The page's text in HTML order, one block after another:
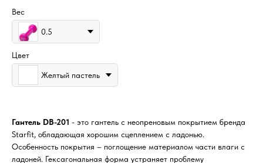
Вес
0.5
Цвет
Желтый пастель
Гантель DB-201 - это гантель с неопреновым покрытием бренда
Starfit, обладающая хорошим сцеплением с ладонью.
Особенность покрытия – поглощение материалом части влаги с
ладоней. Гексагональная форма устраняет проблему